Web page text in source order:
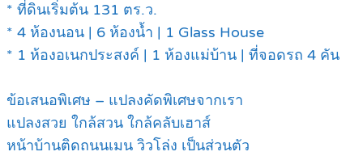
* ที่ดินเริ่มต้น 131 ตร.ว.
* 4 ห้องนอน | 6 ห้องน้ำ | 1 Glass House
* 1 ห้องอเนกประสงค์ | 1 ห้องแม่บ้าน | ที่จอดรถ 4 คัน
ข้อเสนอพิเศษ – แปลงคัดพิเศษจากเรา
แปลงสวย ใกล้สวน ใกล้คลับเฮาส์
หน้าบ้านติดถนนเมน วิวโล่ง เป็นส่วนตัว